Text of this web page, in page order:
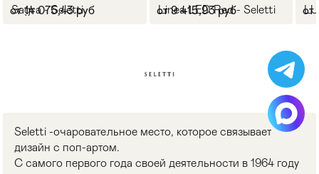
Sagra - Seletti
от 14 075,43 руб
Linea LED Red - Seletti
от 9 415,93 руб от
Seletti -очаровательное место, которое связывает
дизайн с поп-артом.
С самого первого года своей деятельности в 1964 году